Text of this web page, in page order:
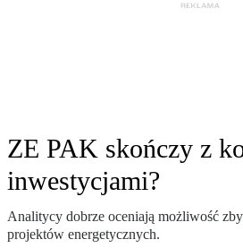
ZE PAK skończy z
inwestycjami?
Analitycy dobrze oceniają możliwość
projektów energetycznych.